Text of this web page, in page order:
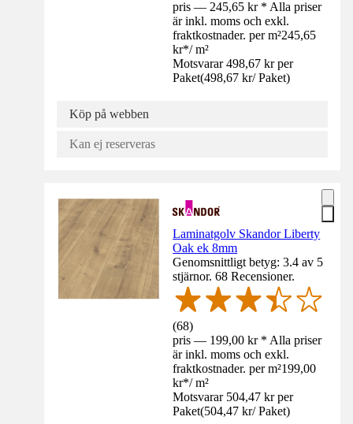
pris — 245,65 kr * Alla priser
är inkl. moms och exkl.
fraktkostnader. per m²245,65
kr*/ m²
Motsvarar 498,67 kr per
Paket(498,67 kr/ Paket)
Köp på webben
Kan ej reserveras
Laminatgolv Skandor Liberty
Oak ek 8mm
Genomsnittligt betyg: 3.4 av 5
stjärnor. 68 Recensioner.
(68)
pris — 199,00 kr * Alla priser
är inkl. moms och exkl.
fraktkostnader. per m²199,00
kr*/ m²
Motsvarar 504,47 kr per
Paket(504,47 kr/ Paket)